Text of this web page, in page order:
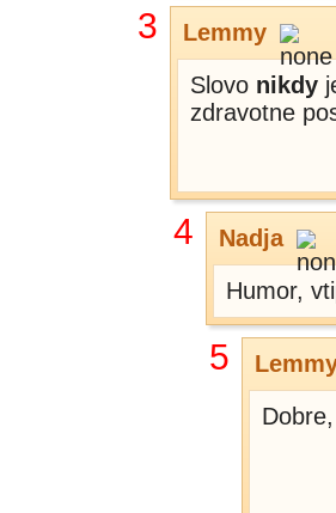
3 Lemmy
Slovo nikdy
zdravotne
4 Nadja
Humor,
5